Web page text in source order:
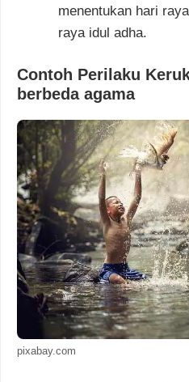
menentukan hari
raya idul adha.
Contoh Perilaku
berbeda agama
pixabay.com